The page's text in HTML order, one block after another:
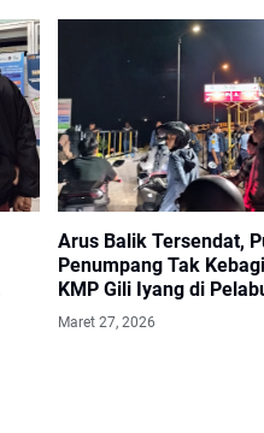
Arus Balik Tersendat,
Penumpang Tak
KMP Gili Iyang di
Bawean
Maret 27, 2026